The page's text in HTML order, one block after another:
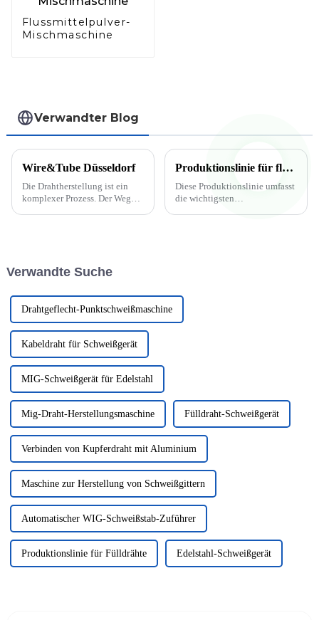
Flussmittelpulver-
Mischmaschine
Verwandter Blog
Wire&Tube Düsseldorf
Die Drahtherstellung ist ein
komplexer Prozess. Der Weg
seinen Zieldurchmesser
Produktionslinie für flussmittelgefüllte Schweißdrähte
Diese Produktionslinie umfasst
die wichtigsten
Verwandte Suche
Drahtgeflecht-Punktschweißmaschine
Kabeldraht für Schweißgerät
MIG-Schweißgerät für Edelstahl
Mig-Draht-Herstellungsmaschine Fülldraht-Schweißgerät
Verbinden von Kupferdraht mit Aluminium
Maschine zur Herstellung von Schweißgittern
Automatischer WIG-Schweißstab-Zuführer
Produktionslinie für Fülldrähte Edelstahl-Schweißgerät